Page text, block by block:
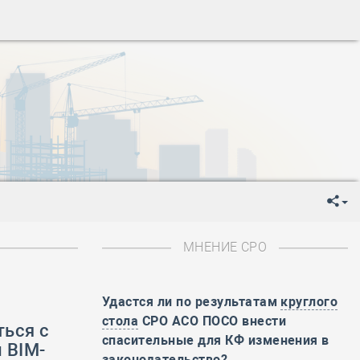
День Государственного флага Российской Федерации
-День знаний
День сотрудника органов внутренних дел РФ
День полного освобождения Ленинграда от фашистской
Весны и Труда
Победы!
День Государственного флага Российской Федерации
День полного освобождения Ленинграда от фашистской
Весны и Труда
Победы!
с
BIM-
МНЕНИЕ СРО
Удастся ли по результатам круглого
стола СРО АСО ПОСО внести
спасительные для КФ изменения в